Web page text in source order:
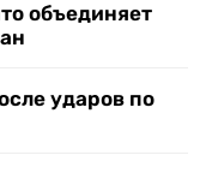
объединяет
ударов по